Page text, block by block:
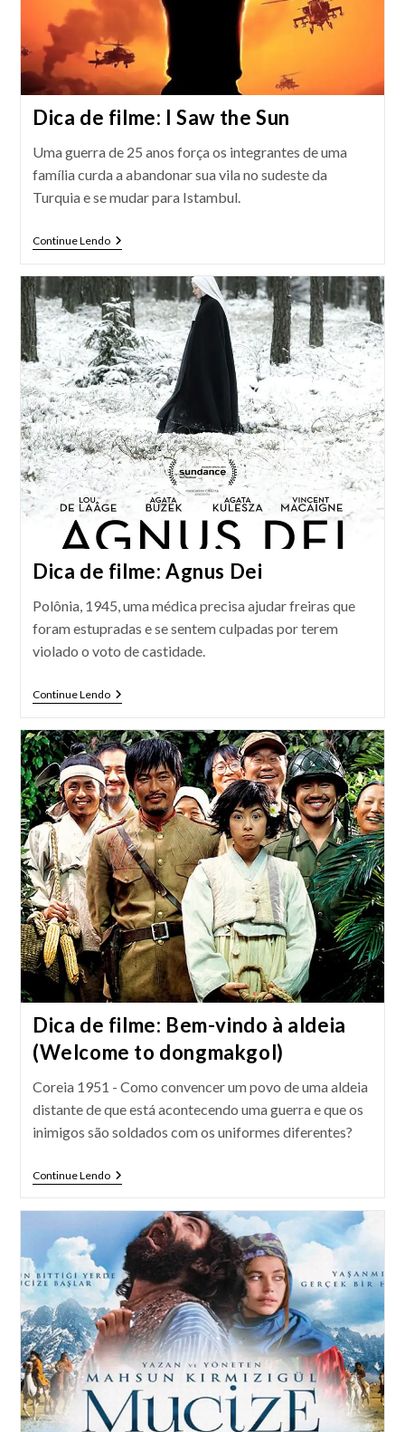
Dica de filme: I Saw the Sun
Uma guerra de 25 anos força os integrantes de uma
família curda a abandonar sua vila no sudeste da
Turquia e se mudar para Istambul.
Continue LendoDica
De
I
Saw
The
Sun
Dica de filme: Agnus Dei
Polônia, 1945, uma médica precisa ajudar freiras que
foram estupradas e se sentem culpadas por terem
violado o voto de castidade.
Continue LendoDica
De
Agnus
Dei
Dica de filme: Bem-vindo à aldeia
(Welcome to dongmakgol)
Coreia 1951 - Como convencer um povo de uma aldeia
distante de que está acontecendo uma guerra e que os
inimigos são soldados com os uniformes diferentes?
Continue LendoDica
De
Bem-
Vindo
Aldeia
(Welcome
To
Dongmakgol)